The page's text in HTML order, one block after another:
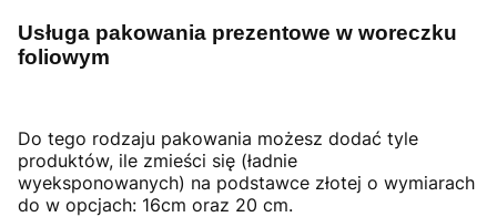
Usługa pakowania prezentowe w woreczku
foliowym
Do tego rodzaju pakowania możesz dodać tyle
produktów, ile zmieści się (ładnie
wyeksponowanych) na podstawce złotej o wymiarach
do w opcjach: 16cm oraz 20 cm.